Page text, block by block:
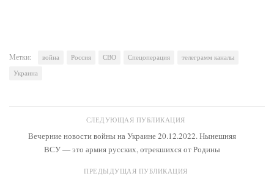
Метки: война Россия СВО Спецоперация
телеграмм каналы
Украина
СЛЕДУЮЩАЯ ПУБЛИКАЦИЯ
Вечерние новости войны на Украине 20.12.2022. Нынешняя
ВСУ — это армия русских, отрекшихся от Родины
ПРЕДЫДУЩАЯ ПУБЛИКАЦИЯ